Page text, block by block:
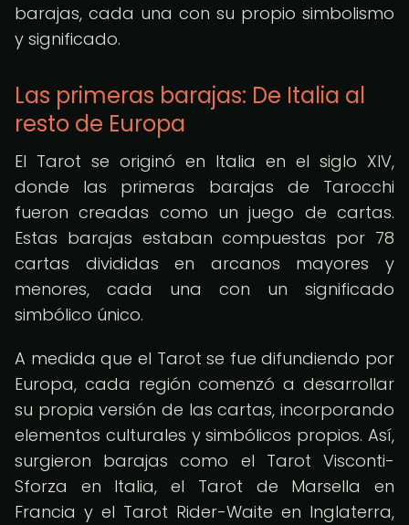
barajas, cada una con su propio simbolismo
y significado.
Las primeras barajas: De Italia al
resto de Europa
El Tarot se originó en Italia en el siglo XIV,
donde las primeras barajas de Tarocchi
fueron creadas como un juego de cartas.
Estas barajas estaban compuestas por 78
cartas divididas en arcanos mayores y
menores, cada una con un significado
simbólico único.
A medida que el Tarot se fue difundiendo por
Europa, cada región comenzó a desarrollar
su propia versión de las cartas, incorporando
elementos culturales y simbólicos propios. Así,
surgieron barajas como el Tarot Visconti-
Sforza en Italia, el Tarot de Marsella en
Francia y el Tarot Rider-Waite en Inglaterra,